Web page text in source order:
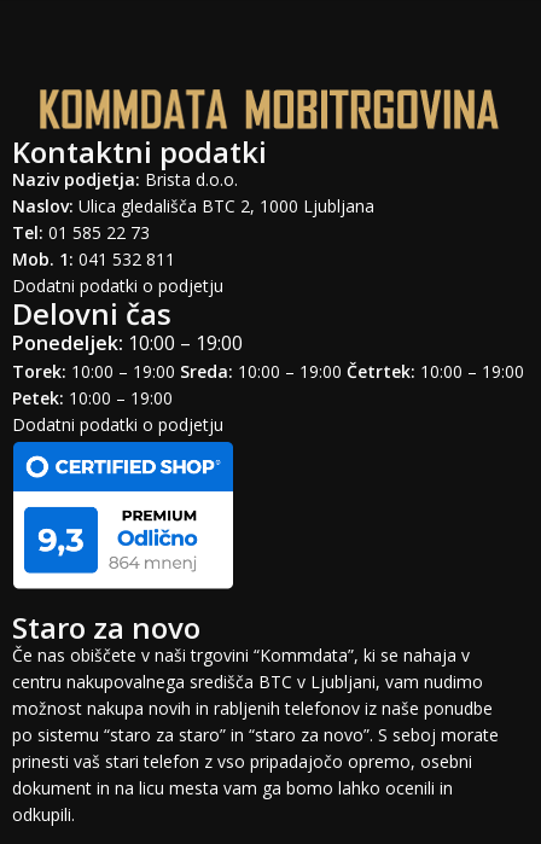
Kontaktni podatki
Naziv podjetja: Brista d.o.o.
Naslov: Ulica gledališča BTC 2, 1000 Ljubljana
Tel: 01 585 22 73
Mob. 1: 041 532 811
Dodatni podatki o podjetju
Delovni čas
Ponedeljek: 10:00 – 19:00
Torek: 10:00 – 19:00 Sreda: 10:00 – 19:00 Četrtek: 10:00 – 19:00
Petek: 10:00 – 19:00
Dodatni podatki o podjetju
Staro za novo
Če nas obiščete v naši trgovini “Kommdata”, ki se nahaja v
centru nakupovalnega središča BTC v Ljubljani, vam nudimo
možnost nakupa novih in rabljenih telefonov iz naše ponudbe
po sistemu “staro za staro” in “staro za novo”. S seboj morate
prinesti vaš stari telefon z vso pripadajočo opremo, osebni
dokument in na licu mesta vam ga bomo lahko ocenili in
odkupili.